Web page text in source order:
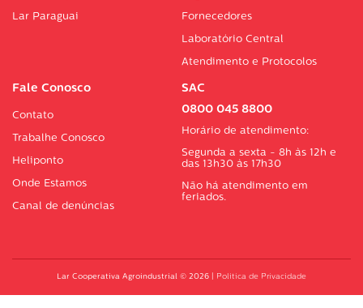
Lar Paraguai Fornecedores
Laboratório Central
Atendimento e Protocolos
Fale Conosco
Contato
Trabalhe Conosco
Heliponto
Onde Estamos
Canal de denúncias
SAC
0800 045 8800
Horário de atendimento:
Segunda a sexta - 8h às 12h e
das 13h30 às 17h30
Não há atendimento em
feriados.
Lar Cooperativa Agroindustrial © 2026 Política de Privacidade